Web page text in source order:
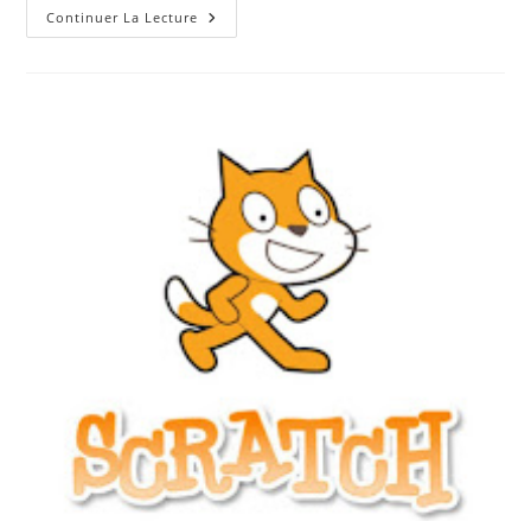
Continuer La Lecture Programmation
De